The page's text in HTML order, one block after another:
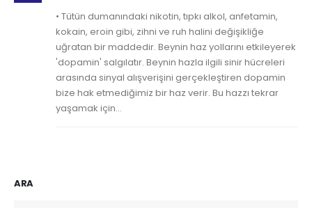
• Tütün dumanındaki nikotin, tıpkı alkol, anfetamin,
kokain, eroin gibi, zihni ve ruh halini değişikliğe
uğratan bir maddedir. Beynin haz yollarını etkileyerek
'dopamin' salgılatır. Beynin hazla ilgili sinir hücreleri
arasında sinyal alışverişini gerçekleştiren dopamin
bize hak etmediğimiz bir haz verir. Bu hazzı tekrar
yaşamak için...
ARA